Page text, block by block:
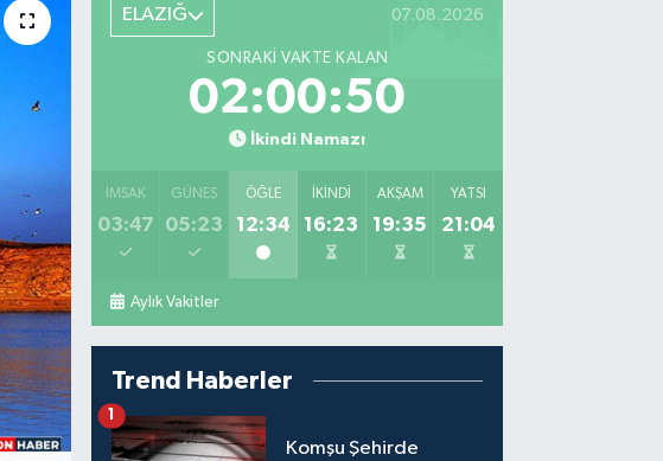
ELAZIĞ 07.08.2026
SONRAKI VAKTE KALAN
02:00:49
İkindi Namazı
İMSAK
03:47
GÜNEŞ
05:23
ÖĞLE
12:34
İKINDI
16:23
AKŞAM
19:35
YATSI
21:04
Aylık Vakitler
Trend Haberler
Komşu Şehirde
1